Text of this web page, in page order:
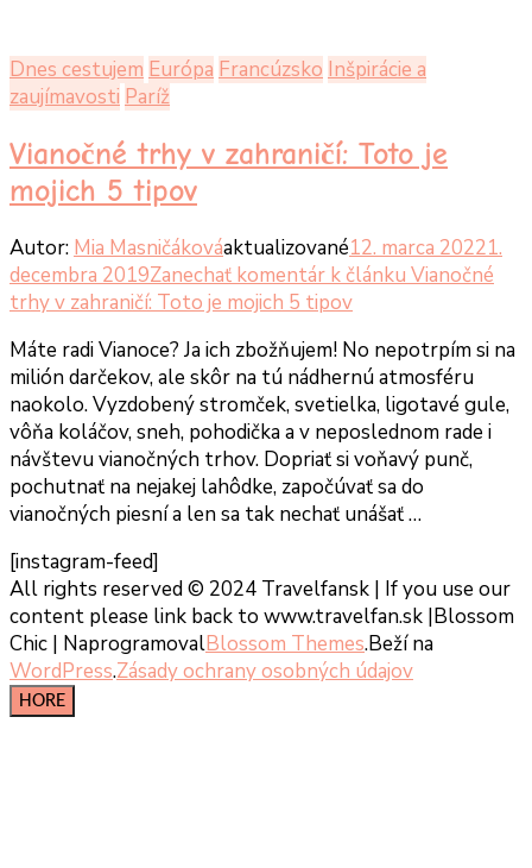
Dnes cestujem Európa Francúzsko Inšpirácie a
zaujímavosti Paríž
Vianočné trhy v zahraničí: Toto je
mojich 5 tipov
Autor: Mia Masničákováaktualizované12. marca 20221.
decembra 2019Zanechať komentár k článku Vianočné
trhy v zahraničí: Toto je mojich 5 tipov
Máte radi Vianoce? Ja ich zbožňujem! No nepotrpím si na
milión darčekov, ale skôr na tú nádhernú atmosféru
naokolo. Vyzdobený stromček, svetielka, ligotavé gule,
vôňa koláčov, sneh, pohodička a v neposlednom rade i
návštevu vianočných trhov. Dopriať si voňavý punč,
pochutnať na nejakej lahôdke, započúvať sa do
vianočných piesní a len sa tak nechať unášať …
[instagram-feed]
All rights reserved © 2024 Travelfansk | If you use our
content please link back to www.travelfan.sk |Blossom
Chic | NaprogramovalBlossom Themes.Beží na
WordPress.Zásady ochrany osobných údajov
HORE